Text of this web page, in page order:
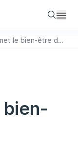
Claranet met le bien-être de ses collaborateurs au cœur de sa nouvelle implantation à Nantes
bien-